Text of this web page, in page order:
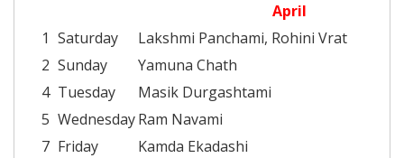
April
1 Saturday
Lakshmi Panchami, Rohini Vrat
2 Sunday
Yamuna Chath
4 Tuesday
Masik Durgashtami
5 WednesdayRam Navami
7 Friday
Kamda Ekadashi